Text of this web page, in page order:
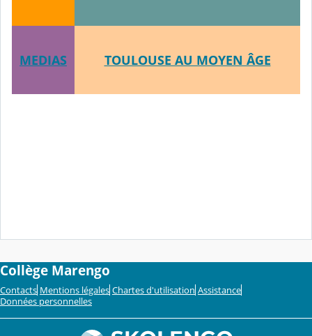
MEDIAS TOULOUSE AU MOYEN ÂGE
Collège Marengo
Contacts Mentions légales Chartes d'utilisation Assistance
Données personnelles